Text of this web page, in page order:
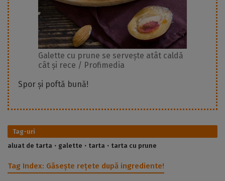
Galette cu prune se servește atât caldă
cât și rece / Profimedia
Spor și poftă bună!
Tag-uri
aluat de tarta
galette tarta tarta cu prune
Tag Index: Găsește rețete după ingrediente!